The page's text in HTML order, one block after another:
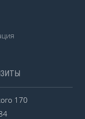
170